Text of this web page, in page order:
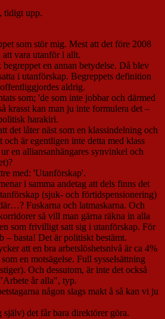
tidigt upp.
som stör mig. Mest att det före 2008
vara utanför i allt.
en annan betydelse. Då blev
i utanförskap. Begreppets definition
aldrig.
som; 'de som inte jobbar och därmed
krasst kan man ju inte formulera det –
harakiri.
det låter näst som en klassindelning och
är egentligen inte detta med klass
en alliansanhängares synvinkel och
med: 'Utanförskap'.
i samma andetag att dels finns det
(sjuk- och förtidspensionering)
Fuskarna och latmaskarna. Och
så vill man gärna räkna in alla
som frivilligt satt sig i utanförskap. För
– basta! Det är politiskt bestämt.
att en bra arbetslöshetsnivå är ca 4%
en motsägelse. Full sysselsättning
Och dessutom, är inte det också
år alla", typ.
någon slags makt å så kan vi ju
själv) det får bara direktörer göra.